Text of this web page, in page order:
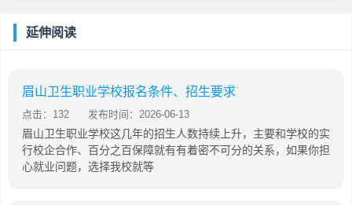
延伸阅读
眉山卫生职业学校报名条件、招生要求
点击：132 发布时间：2026-06-13
眉山卫生职业学校这几年的招生人数持续上升，主要和学校的实
行校企合作、百分之百保障就有有着密不可分的关系，如果你担
心就业问题，选择我校就等